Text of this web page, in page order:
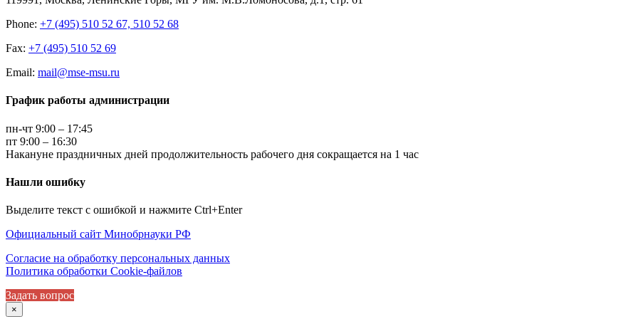
Phone: +7 (495) 510 52 67, 510 52 68
Fax: +7 (495) 510 52 69
Email: mail@mse-msu.ru
График работы администрации
пн-чт 9:00 – 17:45
пт 9:00 – 16:30
Накануне праздничных дней продолжительность рабочего дня сокращается на 1 час
Нашли ошибку
Выделите текст с ошибкой и нажмите Ctrl+Enter
Официальный сайт Минобрнауки РФ
Согласие на обработку персональных данных
Политика обработки Cookie-файлов
Задать вопрос
×